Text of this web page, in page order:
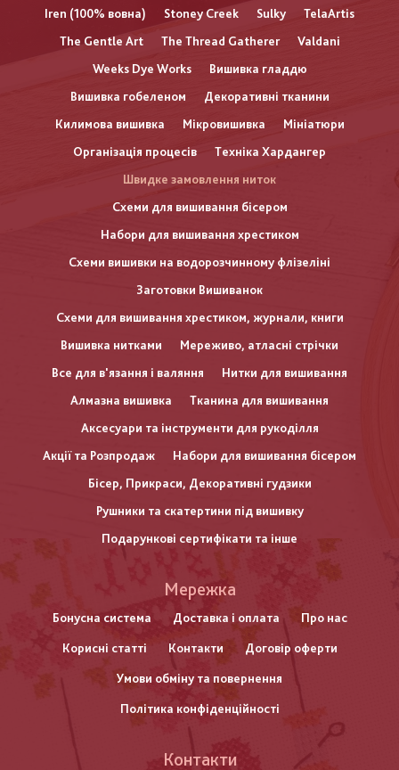
Iren (100% вовна)
Stoney Creek Sulky
TelaArtis
The Gentle Art
The Thread Gatherer
Valdani
Weeks Dye Works
Вишивка гладдю
Вишивка гобеленом
Декоративні тканини
Килимова вишивка
Мікровишивка
Мініатюри
Організація процесів
Техніка Хардангер
Швидке замовлення ниток
Схеми для вишивання бісером
Набори для вишивання хрестиком
Схеми вишивки на водорозчинному флізеліні
Заготовки Вишиванок
Схеми для вишивання хрестиком, журнали, книги
Вишивка нитками
Мереживо, атласні стрічки
Все для в'язання і валяння
Нитки для вишивання
Алмазна вишивка
Тканина для вишивання
Аксесуари та інструменти для рукоділля
Акції та Розпродаж
Набори для вишивання бісером
Бісер, Прикраси, Декоративні гудзики
Рушники та скатертини під вишивку
Подарункові сертифікати та інше
нижнього
колонтитулу
Мережка
Бонусна система Доставка і оплата Про нас
Корисні статті Контакти Договір оферти
Умови обміну та повернення
Політика конфіденційності
Контакти